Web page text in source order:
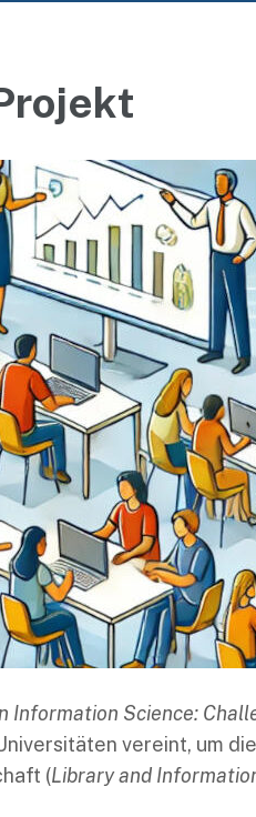
Information Science:
vereint, um
(Library and